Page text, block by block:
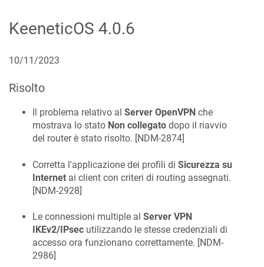
KeeneticOS 4.0.6
10/11/2023
Risolto
Il problema relativo al Server OpenVPN che
mostrava lo stato Non collegato dopo il riavvio
del router è stato risolto. [NDM-2874]
Corretta l'applicazione dei profili di Sicurezza su
Internet ai client con criteri di routing assegnati.
[NDM-2928]
Le connessioni multiple al Server VPN
IKEv2/IPsec utilizzando le stesse credenziali di
accesso ora funzionano correttamente. [NDM-
2986]